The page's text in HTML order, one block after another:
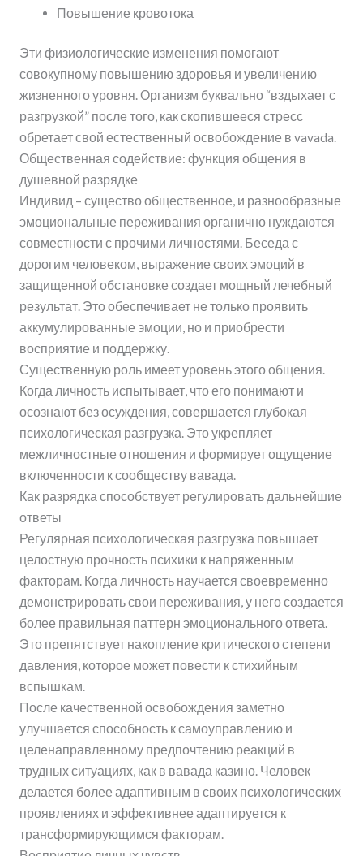
Повышение кровотока
Эти физиологические изменения помогают
совокупному повышению здоровья и увеличению
жизненного уровня. Организм буквально “вздыхает с
разгрузкой” после того, как скопившееся стресс
обретает свой естественный освобождение в vavada.
Общественная содействие: функция общения в
душевной разрядке
Индивид – существо общественное, и разнообразные
эмоциональные переживания органично нуждаются
совместности с прочими личностями. Беседа с
дорогим человеком, выражение своих эмоций в
защищенной обстановке создает мощный лечебный
результат. Это обеспечивает не только проявить
аккумулированные эмоции, но и приобрести
восприятие и поддержку.
Существенную роль имеет уровень этого общения.
Когда личность испытывает, что его понимают и
осознают без осуждения, совершается глубокая
психологическая разгрузка. Это укрепляет
межличностные отношения и формирует ощущение
включенности к сообществу вавада.
Как разрядка способствует регулировать дальнейшие
ответы
Регулярная психологическая разгрузка повышает
целостную прочность психики к напряженным
факторам. Когда личность научается своевременно
демонстрировать свои переживания, у него создается
более правильная паттерн эмоционального ответа.
Это препятствует накопление критического степени
давления, которое может повести к стихийным
вспышкам.
После качественной освобождения заметно
улучшается способность к самоуправлению и
целенаправленному предпочтению реакций в
трудных ситуациях, как в вавада казино. Человек
делается более адаптивным в своих психологических
проявлениях и эффективнее адаптируется к
трансформирующимся факторам.